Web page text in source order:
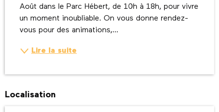
Août dans le Parc Hébert, de 10h à 18h, pour vivre
un moment inoubliable. On vous donne rendez-
vous pour des animations,...
Lire la suite
Localisation